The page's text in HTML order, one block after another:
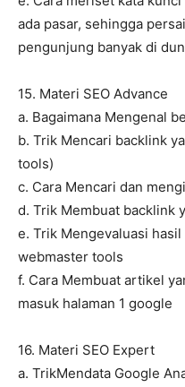
ada pasar, sehingga
pengunjung banyak di
15. Materi SEO Advance
a. Bagaimana Mengenal
b. Trik Mencari backlink
tools)
c. Cara Mencari dan
d. Trik Membuat backlink
e. Trik Mengevaluasi
webmaster tools
f. Cara Membuat artikel
masuk halaman 1 google
16. Materi SEO Expert
a. TrikMendata Google